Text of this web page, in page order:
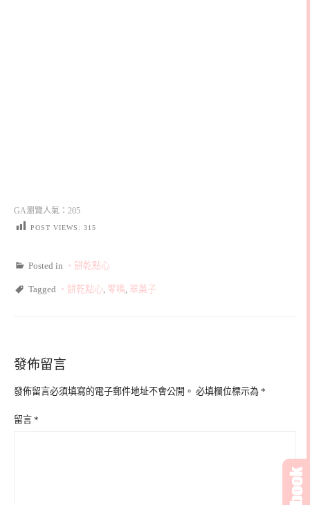
GA瀏覽人氣：205
POST VIEWS: 315
Posted in ‧餅乾點心
Tagged ‧餅乾點心, 零嘴, 翠菓子
發佈留言
發佈留言必須填寫的電子郵件地址不會公開。 必填欄位標示為 *
留言 *